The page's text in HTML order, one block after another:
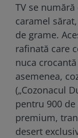
TV se
caramel
de grame.
rafinată care
nuca
asemenea,
(„Cozonacul
pentru 900
premium,
desert